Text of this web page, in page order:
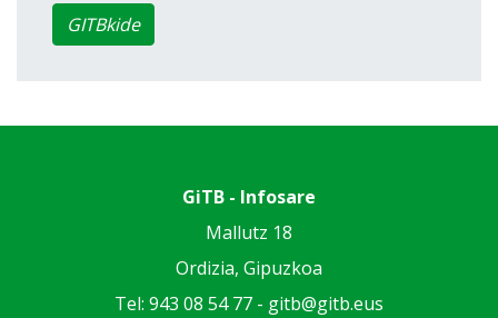
GITBkide
GiTB - Infosare
Mallutz 18
Ordizia, Gipuzkoa
Tel: 943 08 54 77 - gitb@gitb.eus